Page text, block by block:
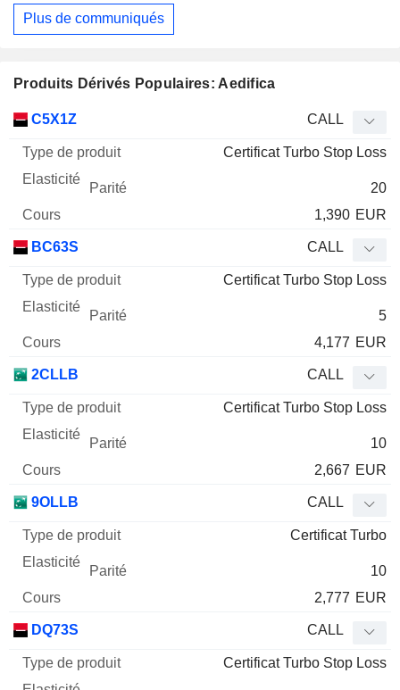
Plus de communiqués
Produits Dérivés Populaires: Aedifica
Mnemo Type produit
Parité Cours
C5X1Z CALL
Certificat Turbo Stop Loss
20
1,390 EUR
BC63S CALL
Certificat Turbo Stop Loss
5
4,177 EUR
2CLLB CALL
Certificat Turbo Stop Loss
10
2,667 EUR
9OLLB CALL
Certificat Turbo
10
2,777 EUR
DQ73S CALL
Certificat Turbo Stop Loss